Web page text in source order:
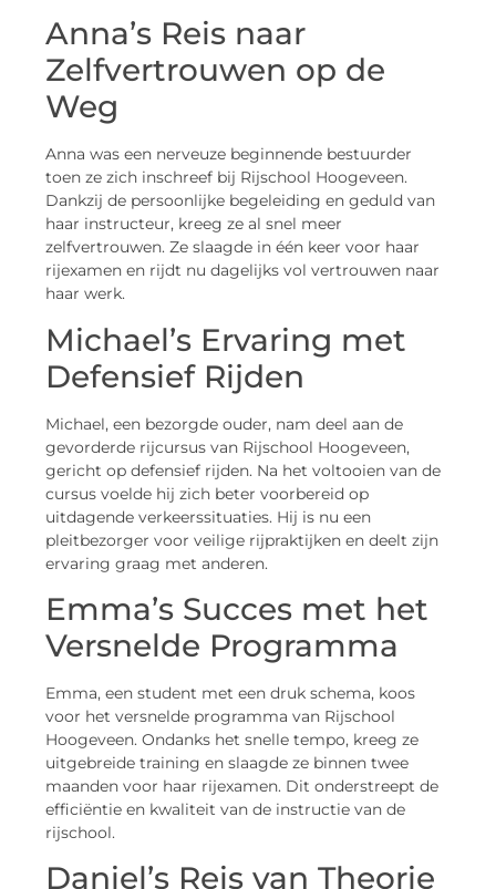
Anna’s Reis naar
Zelfvertrouwen op de
Weg
Anna was een nerveuze beginnende bestuurder
toen ze zich inschreef bij Rijschool Hoogeveen.
Dankzij de persoonlijke begeleiding en geduld van
haar instructeur, kreeg ze al snel meer
zelfvertrouwen. Ze slaagde in één keer voor haar
rijexamen en rijdt nu dagelijks vol vertrouwen naar
haar werk.
Michael’s Ervaring met
Defensief Rijden
Michael, een bezorgde ouder, nam deel aan de
gevorderde rijcursus van Rijschool Hoogeveen,
gericht op defensief rijden. Na het voltooien van de
cursus voelde hij zich beter voorbereid op
uitdagende verkeerssituaties. Hij is nu een
pleitbezorger voor veilige rijpraktijken en deelt zijn
ervaring graag met anderen.
Emma’s Succes met het
Versnelde Programma
Emma, een student met een druk schema, koos
voor het versnelde programma van Rijschool
Hoogeveen. Ondanks het snelle tempo, kreeg ze
uitgebreide training en slaagde ze binnen twee
maanden voor haar rijexamen. Dit onderstreept de
efficiëntie en kwaliteit van de instructie van de
rijschool.
Daniel’s Reis van Theorie